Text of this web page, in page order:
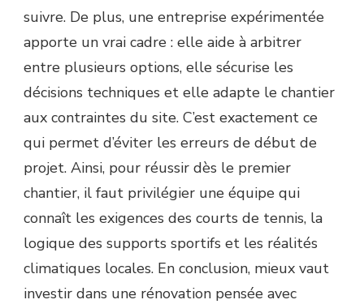
suivre. De plus, une entreprise expérimentée
apporte un vrai cadre : elle aide à arbitrer
entre plusieurs options, elle sécurise les
décisions techniques et elle adapte le chantier
aux contraintes du site. C’est exactement ce
qui permet d’éviter les erreurs de début de
projet. Ainsi, pour réussir dès le premier
chantier, il faut privilégier une équipe qui
connaît les exigences des courts de tennis, la
logique des supports sportifs et les réalités
climatiques locales. En conclusion, mieux vaut
investir dans une rénovation pensée avec